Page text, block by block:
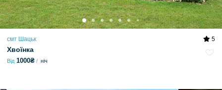
смт Шацьк 5
Хвоїнка
Від 1000₴ ніч